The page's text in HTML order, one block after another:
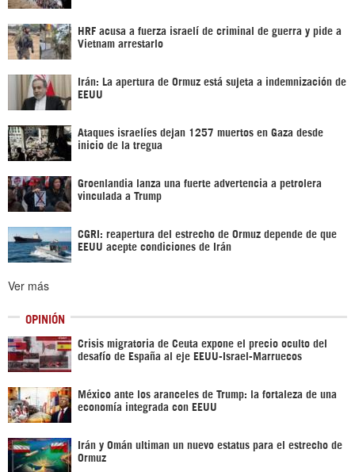
HRF acusa a fuerza israelí de criminal de guerra y pide a
Vietnam arrestarlo
Irán: La apertura de Ormuz está sujeta a indemnización de
EEUU
Ataques israelíes dejan 1257 muertos en Gaza desde
inicio de la tregua
Groenlandia lanza una fuerte advertencia a petrolera
vinculada a Trump
CGRI: reapertura del estrecho de Ormuz depende de que
EEUU acepte condiciones de Irán
Ver más
OPINIÓN
Crisis migratoria de Ceuta expone el precio oculto del
desafío de España al eje EEUU-Israel-Marruecos
México ante los aranceles de Trump: la fortaleza de una
economía integrada con EEUU
Irán y Omán ultiman un nuevo estatus para el estrecho de
Ormuz